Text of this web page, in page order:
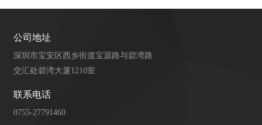
公司地址
深圳市宝安区西乡街道宝源路与碧湾路
交汇处碧湾大厦1210室
联系电话
0755-27791460